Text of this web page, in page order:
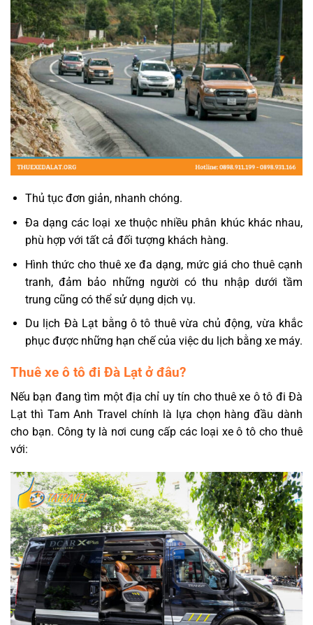
Thủ tục đơn giản, nhanh chóng.
Đa dạng các loại xe thuộc nhiều phân khúc khác nhau,
phù hợp với tất cả đối tượng khách hàng.
Hình thức cho thuê xe đa dạng, mức giá cho thuê cạnh
tranh, đảm bảo những người có thu nhập dưới tầm
trung cũng có thể sử dụng dịch vụ.
Du lịch Đà Lạt bằng ô tô thuê vừa chủ động, vừa khắc
phục được những hạn chế của việc du lịch bằng xe máy.
Thuê xe ô tô đi Đà Lạt ở đâu?
Nếu bạn đang tìm một địa chỉ uy tín cho thuê xe ô tô đi Đà
Lạt thì Tam Anh Travel chính là lựa chọn hàng đầu dành
cho bạn. Công ty là nơi cung cấp các loại xe ô tô cho thuê
với: